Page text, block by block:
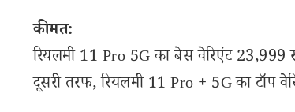
कीमत:
रियलमी 11 Pro 5G का बेस वेरिएंट
दूसरी तरफ, रियलमी 11 Pro + 5G का टॉप